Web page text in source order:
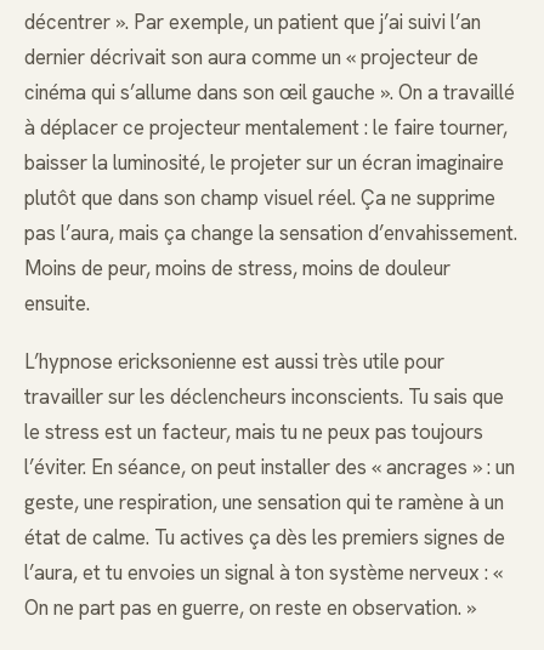
décentrer ». Par exemple, un patient que j’ai suivi l’an
dernier décrivait son aura comme un « projecteur de
cinéma qui s’allume dans son œil gauche ». On a travaillé
à déplacer ce projecteur mentalement : le faire tourner,
baisser la luminosité, le projeter sur un écran imaginaire
plutôt que dans son champ visuel réel. Ça ne supprime
pas l’aura, mais ça change la sensation d’envahissement.
Moins de peur, moins de stress, moins de douleur
ensuite.
L’hypnose ericksonienne est aussi très utile pour
travailler sur les déclencheurs inconscients. Tu sais que
le stress est un facteur, mais tu ne peux pas toujours
l’éviter. En séance, on peut installer des « ancrages » : un
geste, une respiration, une sensation qui te ramène à un
état de calme. Tu actives ça dès les premiers signes de
l’aura, et tu envoies un signal à ton système nerveux : «
On ne part pas en guerre, on reste en observation. »